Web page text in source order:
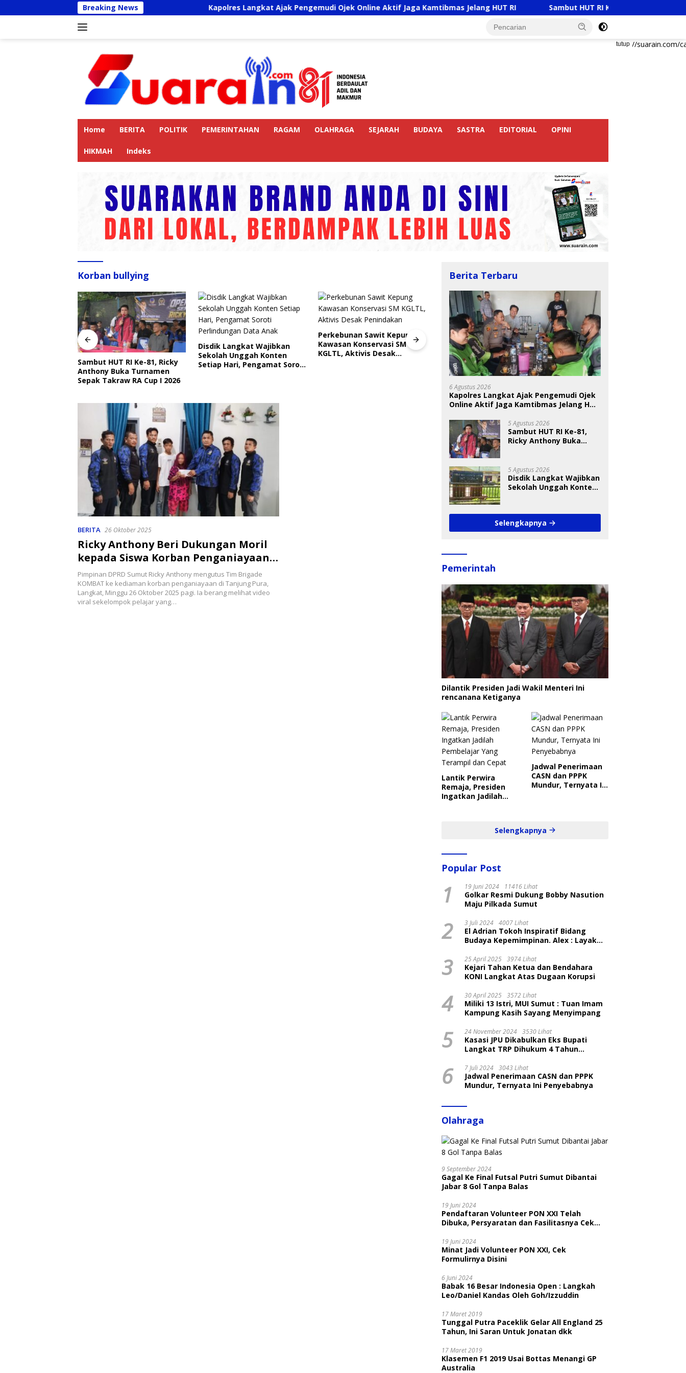
ke
Breaking News Kapolres Langkat Ajak Pengemudi Ojek Online Aktif Jaga Kamtibmas Jelang HUT RI Sambut HUT RI Ke-81, Ricky Anthony Buka
tutup
https://suarain.com/
Home BERITA POLITIK PEMERINTAHAN RAGAM OLAHRAGA SEJARAH BUDAYA SASTRA EDITORIAL OPINI
HIKMAH Indeks
Korban bullying
Sambut HUT RI Ke-81, Ricky
Anthony Buka Turnamen
Sepak Takraw RA Cup I 2026
Disdik Langkat Wajibkan
Sekolah Unggah Konten
Setiap Hari, Pengamat Soroti
Perkebunan Sawit Kepung
Kawasan Konservasi SM
KGLTL, Aktivis Desak
Indri Nugraheni: Festival
Sayang Anak Harus Jadi
Gerakan Berkelanjutan
Perlindungan Anak
BKSDA Segera Evaluasi
Perkebunan Sawit di
Kawasan Konservasi di
Langkat
BERITA 26 Oktober 2025
Ricky Anthony Beri Dukungan Moril
kepada Siswa Korban Penganiayaan
di Langkat
Pimpinan DPRD Sumut Ricky Anthony mengutus Tim Brigade
KOMBAT ke kediaman korban penganiayaan di Tanjung Pura,
Langkat, Minggu 26 Oktober 2025 pagi. Ia berang melihat video
viral sekelompok pelajar yang…
Berita Terbaru
6 Agustus 2026
Kapolres Langkat Ajak Pengemudi Ojek
Online Aktif Jaga Kamtibmas Jelang HUT
5 Agustus 2026
Sambut HUT RI Ke-81,
Ricky Anthony Buka
5 Agustus 2026
Disdik Langkat Wajibkan
Sekolah Unggah Konten
Data Anak
Selengkapnya
Pemerintah
Dilantik Presiden Jadi Wakil Menteri Ini
rencanana Ketiganya
Lantik Perwira
Remaja, Presiden
Ingatkan Jadilah
Jadwal Penerimaan
CASN dan PPPK
Mundur, Ternyata Ini
Selengkapnya
Popular Post
1 19 Juni 2024 11416 Lihat
Golkar Resmi Dukung Bobby Nasution
Maju Pilkada Sumut
2 3 Juli 2024 4007 Lihat
El Adrian Tokoh Inspiratif Bidang
Budaya Kepemimpinan. Alex : Layak
3 25 April 2025 3974 Lihat
Kejari Tahan Ketua dan Bendahara
KONI Langkat Atas Dugaan Korupsi
4 30 April 2025 3572 Lihat
Miliki 13 Istri, MUI Sumut : Tuan Imam
Kampung Kasih Sayang Menyimpang
5 24 November 2024 3530 Lihat
Kasasi JPU Dikabulkan Eks Bupati
Langkat TRP Dihukum 4 Tahun
6 7 Juli 2024 3043 Lihat
Jadwal Penerimaan CASN dan PPPK
Mundur, Ternyata Ini Penyebabnya
Olahraga
9 September 2024
Gagal Ke Final Futsal Putri Sumut Dibantai
Jabar 8 Gol Tanpa Balas
19 Juni 2024
Pendaftaran Volunteer PON XXI Telah
Dibuka, Persyaratan dan Fasilitasnya Cek
19 Juni 2024
Minat Jadi Volunteer PON XXI, Cek
Formulirnya Disini
6 Juni 2024
Babak 16 Besar Indonesia Open : Langkah
Leo/Daniel Kandas Oleh Goh/Izzuddin
17 Maret 2019
Tunggal Putra Paceklik Gelar All England 25
Tahun, Ini Saran Untuk Jonatan dkk
17 Maret 2019
Klasemen F1 2019 Usai Bottas Menangi GP
Australia